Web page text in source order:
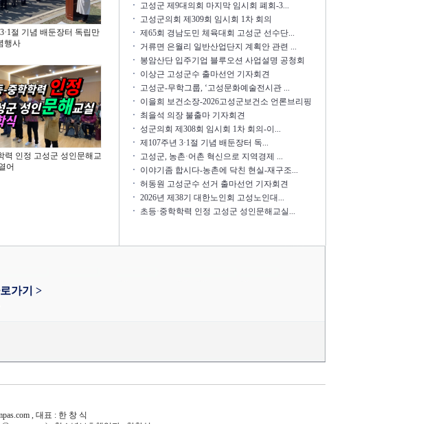
절 기념 배둔장터 독립만
행사
력 인정 고성군 성인문해교
어
고성군 제9대의회 마지막 임시회 폐회-3...
고성군의회 제309회 임시회 1차 회의
제65회 경남도민 체육대회 고성군 선수단...
거류면 은월리 일반산업단지 계획안 관련 ...
봉암산단 입주기업 블루오션 사업설명 공청회
이상근 고성군수 출마선언 기자회견
고성군-무학그룹, ‘고성문화예술전시관 ...
이을희 보건소장-2026고성군보건소 언론브리핑
최을석 의장 불출마 기자회견
성군의회 제308회 임시회 1차 회의-이...
제107주년 3·1절 기념 배둔장터 독...
고성군, 농촌·어촌 혁신으로 지역경제 ...
이야기좀 합시다-농촌에 닥친 현실-재구조...
허동원 고성군수 선거 출마선언 기자회견
2026년 제38기 대한노인회 고성노인대...
초등·중학학력 인정 고성군 성인문해교실...
가기 >
, 대표 : 한 창 식